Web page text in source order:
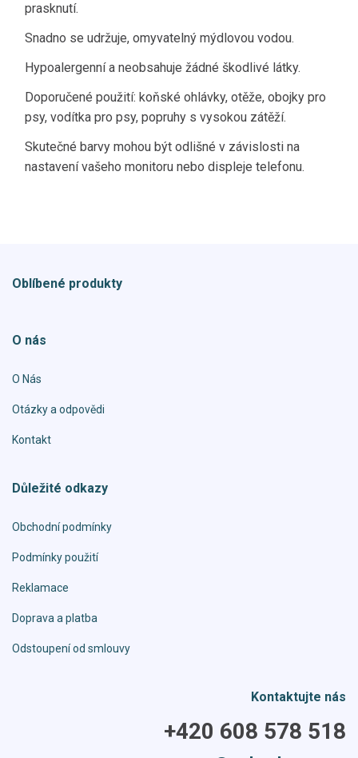
prasknutí.
Snadno se udržuje, omyvatelný mýdlovou vodou.
Hypoalergenní a neobsahuje žádné škodlivé látky.
Doporučené použití: koňské ohlávky, otěže, obojky pro
psy, vodítka pro psy, popruhy s vysokou zátěží.
Skutečné barvy mohou být odlišné v závislosti na
nastavení vašeho monitoru nebo displeje telefonu.
Oblíbené produkty
O nás
O Nás
Otázky a odpovědi
Kontakt
Důležité odkazy
Obchodní podmínky
Podmínky použití
Reklamace
Doprava a platba
Odstoupení od smlouvy
Kontaktujte nás
+420 608 578 518